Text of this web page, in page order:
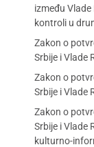
između
kontroli u
Zakon o
Srbije i Vlade
Zakon o
Srbije i Vlade
Zakon o
Srbije i Vlade
kulturno-